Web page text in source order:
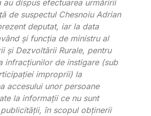
au dispus efectuarea urmăririi
de suspectul Chesnoiu Adrian
deputat, iar la data
și funcția de ministru al
și Dezvoltării Rurale, pentru
infracțiunilor de instigare (sub
improprii) la
accesului unor persoane
la informații ce nu sunt
în scopul obținerii